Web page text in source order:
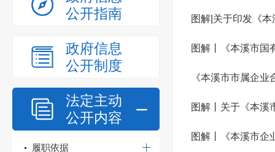
公开指南
政府信息
公开制度
法定主动
公开内容
履职依据
图解|关于印发《
图解丨《本溪市国
《本溪市市属企
图解丨关于《本溪
图解丨《本溪市企